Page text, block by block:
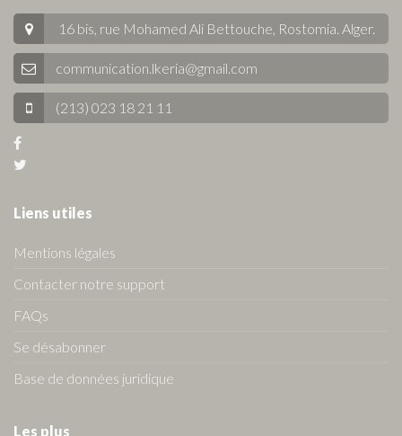
16 bis, rue Mohamed Ali Bettouche, Rostomia. Alger.
communication.lkeria@gmail.com
(213) 023 18 21 11
Liens utiles
Mentions légales
Contacter notre support
FAQs
Se désabonner
Base de données juridique
Les plus